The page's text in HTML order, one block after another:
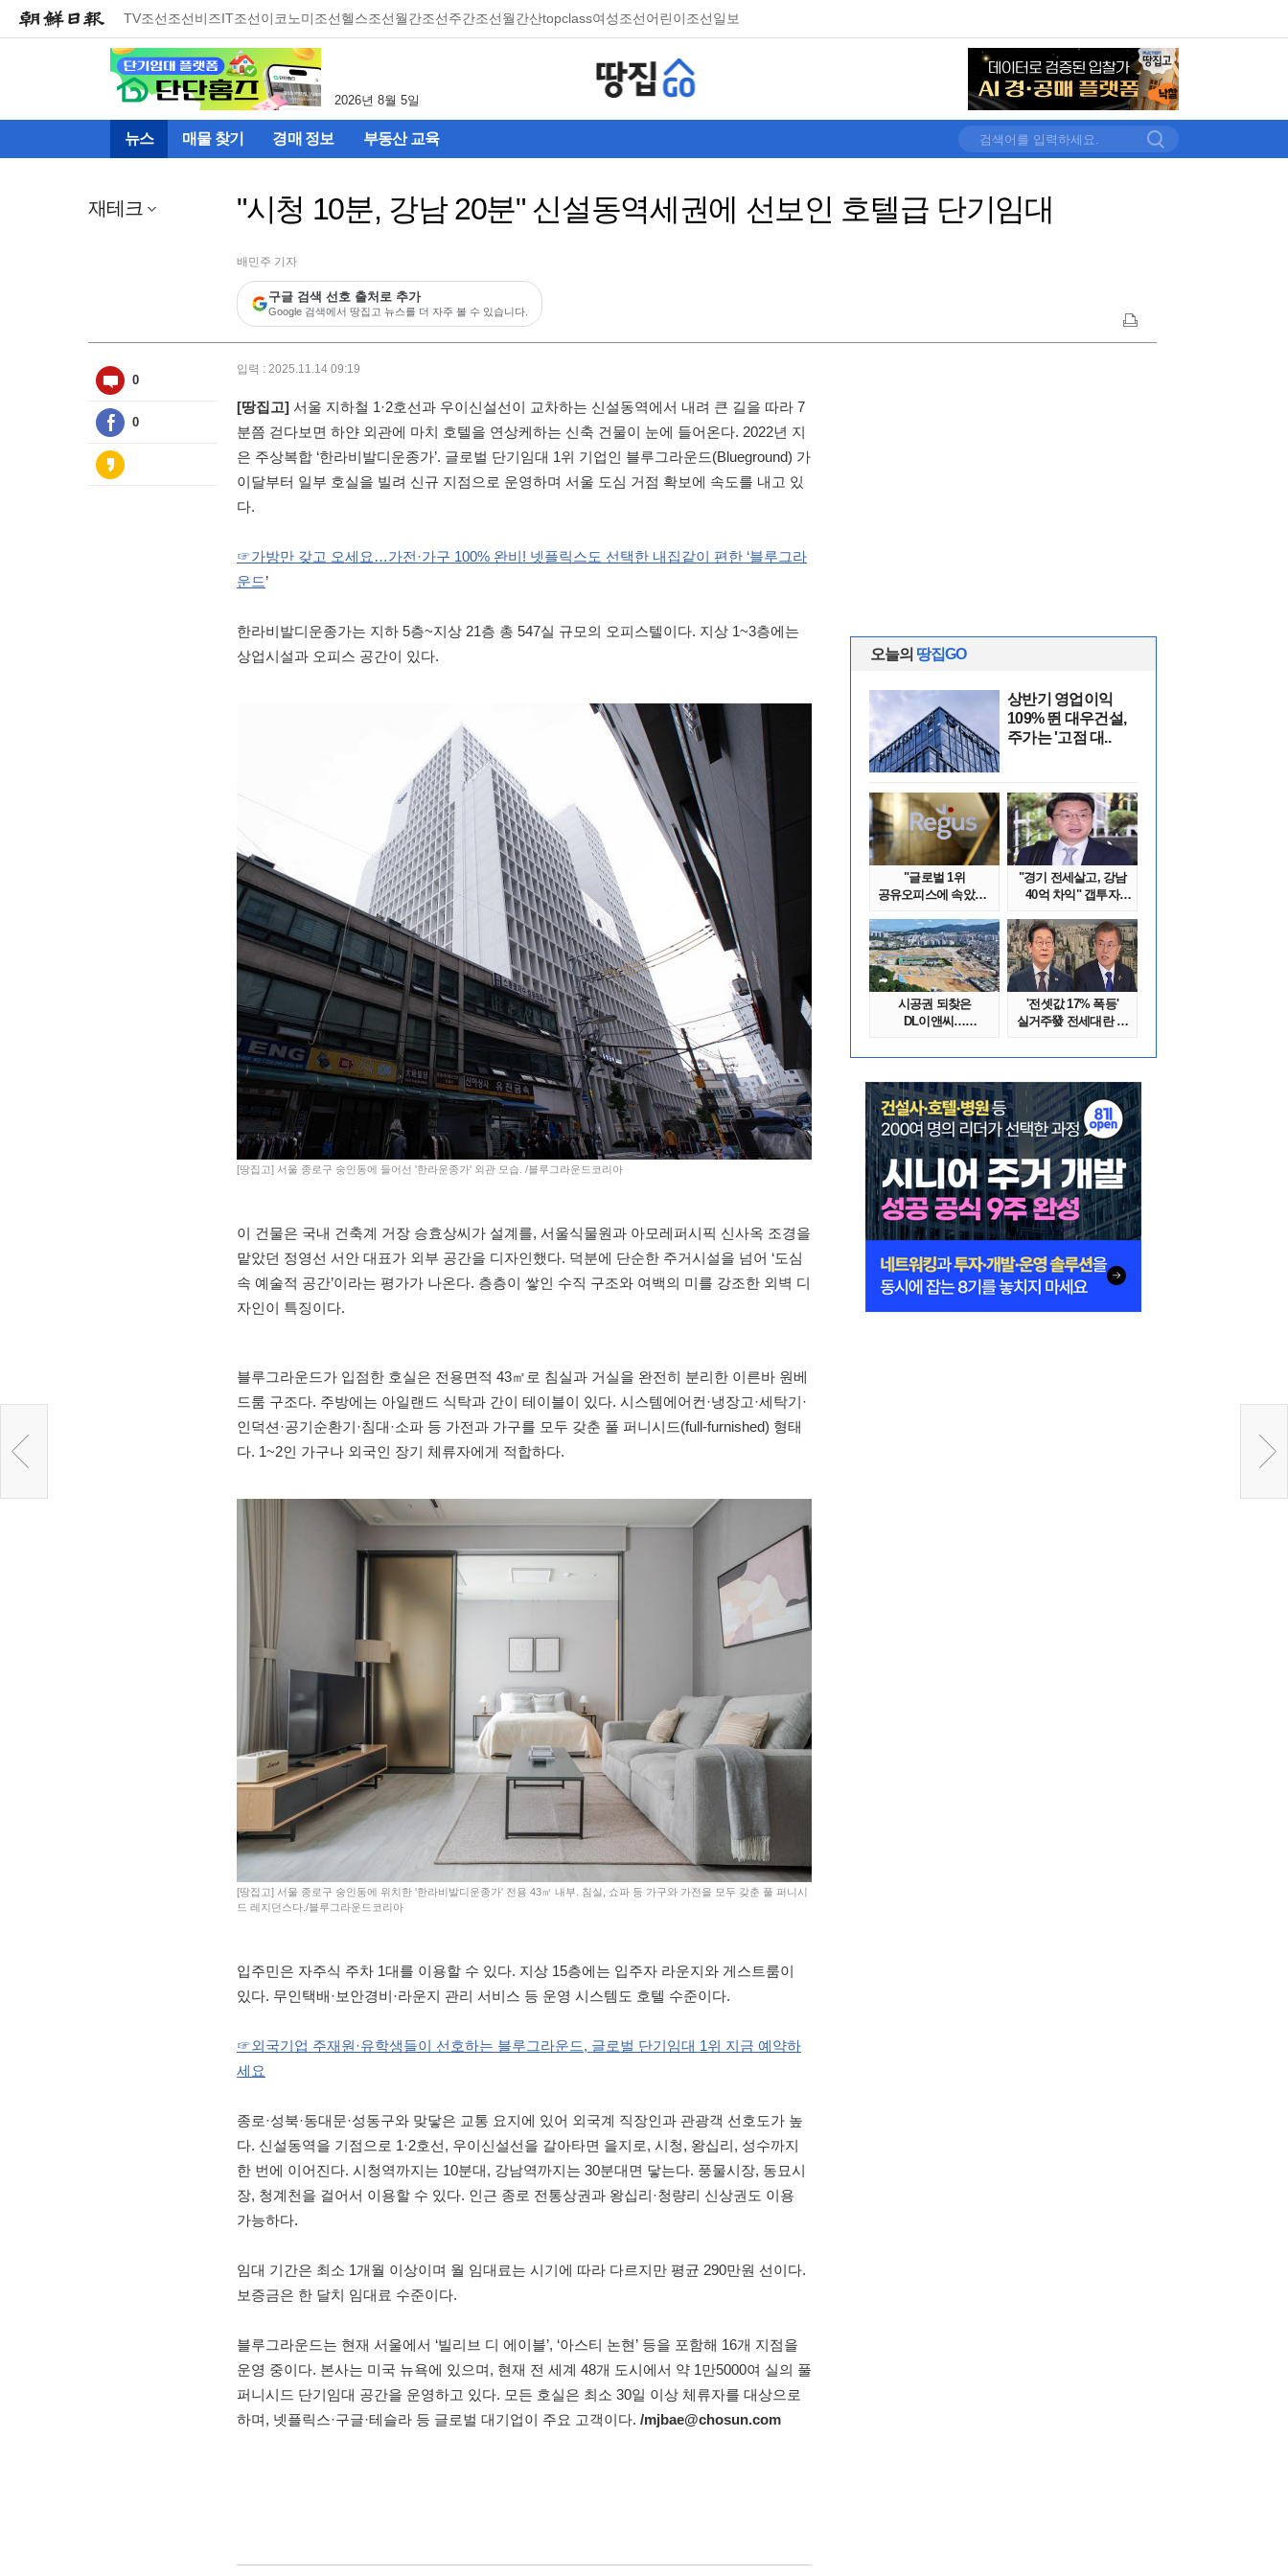
TV조선조선비즈IT조선이코노미조선헬스조선월간조선주간조선월간산topclass여성조선어린이조선일보
2026년 8월 5일
뉴스 매물 찾기 경매 정보 부동산 교육
재테크 "시청 10분, 강남 20분" 신설동역세권에 선보인 호텔급 단기임대
배민주 기자
구글 검색 선호 출처로 추가
Google 검색에서 땅집고 뉴스를 더 자주 볼 수 있습니다.
0
0
입력 : 2025.11.14 09:19
[땅집고] 서울 지하철 1·2호선과 우이신설선이 교차하는 신설동역에서 내려 큰 길을 따라 7
분쯤 걷다보면 하얀 외관에 마치 호텔을 연상케하는 신축 건물이 눈에 들어온다. 2022년 지
은 주상복합 ‘한라비발디운종가’. 글로벌 단기임대 1위 기업인 블루그라운드(Blueground) 가
이달부터 일부 호실을 빌려 신규 지점으로 운영하며 서울 도심 거점 확보에 속도를 내고 있
다.
☞가방만 갖고 오세요…가전·가구 100% 완비! 넷플릭스도 선택한 내집같이 편한 ‘블루그라
운드’
한라비발디운종가는 지하 5층~지상 21층 총 547실 규모의 오피스텔이다. 지상 1~3층에는
상업시설과 오피스 공간이 있다.
[땅집고] 서울 종로구 숭인동에 들어선 '한라운종가' 외관 모습. /블루그라운드코리아
이 건물은 국내 건축계 거장 승효상씨가 설계를, 서울식물원과 아모레퍼시픽 신사옥 조경을
맡았던 정영선 서안 대표가 외부 공간을 디자인했다. 덕분에 단순한 주거시설을 넘어 ‘도심
속 예술적 공간’이라는 평가가 나온다. 층층이 쌓인 수직 구조와 여백의 미를 강조한 외벽 디
자인이 특징이다.
블루그라운드가 입점한 호실은 전용면적 43㎡로 침실과 거실을 완전히 분리한 이른바 원베
드룸 구조다. 주방에는 아일랜드 식탁과 간이 테이블이 있다. 시스템에어컨·냉장고·세탁기·
인덕션·공기순환기·침대·소파 등 가전과 가구를 모두 갖춘 풀 퍼니시드(full-furnished) 형태
다. 1~2인 가구나 외국인 장기 체류자에게 적합하다.
[땅집고] 서울 종로구 숭인동에 위치한 '한라비발디운종가' 전용 43㎡ 내부. 침실, 쇼파 등 가구와 가전을 모두 갖춘 풀 퍼니시
드 레지던스다./블루그라운드코리아
입주민은 자주식 주차 1대를 이용할 수 있다. 지상 15층에는 입주자 라운지와 게스트룸이
있다. 무인택배·보안경비·라운지 관리 서비스 등 운영 시스템도 호텔 수준이다.
☞외국기업 주재원·유학생들이 선호하는 블루그라운드, 글로벌 단기임대 1위 지금 예약하
세요
종로·성북·동대문·성동구와 맞닿은 교통 요지에 있어 외국계 직장인과 관광객 선호도가 높
다. 신설동역을 기점으로 1·2호선, 우이신설선을 갈아타면 을지로, 시청, 왕십리, 성수까지
한 번에 이어진다. 시청역까지는 10분대, 강남역까지는 30분대면 닿는다. 풍물시장, 동묘시
장, 청계천을 걸어서 이용할 수 있다. 인근 종로 전통상권과 왕십리·청량리 신상권도 이용
가능하다.
임대 기간은 최소 1개월 이상이며 월 임대료는 시기에 따라 다르지만 평균 290만원 선이다.
보증금은 한 달치 임대료 수준이다.
블루그라운드는 현재 서울에서 ‘빌리브 디 에이블’, ‘아스티 논현’ 등을 포함해 16개 지점을
운영 중이다. 본사는 미국 뉴욕에 있으며, 현재 전 세계 48개 도시에서 약 1만5000여 실의 풀
퍼니시드 단기임대 공간을 운영하고 있다. 모든 호실은 최소 30일 이상 체류자를 대상으로
하며, 넷플릭스·구글·테슬라 등 글로벌 대기업이 주요 고객이다. /mjbae@chosun.com
오늘의 땅집GO
상반기 영업이익
109% 뛴 대우건설,
주가는 '고점 대..
"글로벌 1위
공유오피스에 속았다"
"경기 전세살고, 강남
40억 차익" 갭투자
시공권 되찾은
DL이앤씨…
2차전..
'전셋값 17% 폭등'
실거주發 전세대란 또